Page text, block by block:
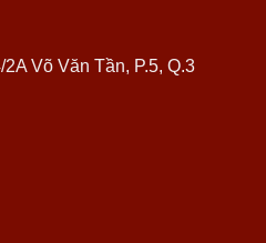
Võ Văn Tần, P.5, Q.3